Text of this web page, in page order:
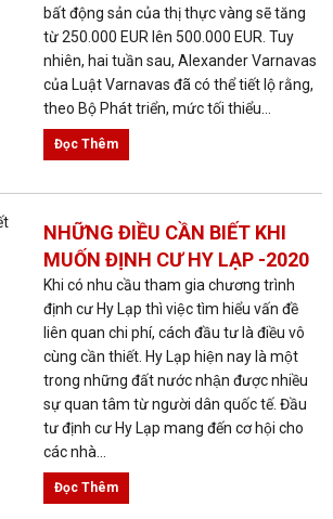
bất động sản của thị thực vàng sẽ tăng
từ 250.000 EUR lên 500.000 EUR. Tuy
nhiên, hai tuần sau, Alexander Varnavas
của Luật Varnavas đã có thể tiết lộ rằng,
theo Bộ Phát triển, mức tối thiểu...
Đọc Thêm
NHỮNG ĐIỀU CẦN BIẾT KHI
MUỐN ĐỊNH CƯ HY LẠP -2020
Khi có nhu cầu tham gia chương trình
định cư Hy Lạp thì việc tìm hiểu vấn đề
liên quan chi phí, cách đầu tư là điều vô
cùng cần thiết. Hy Lạp hiện nay là một
trong những đất nước nhận được nhiều
sự quan tâm từ người dân quốc tế. Đầu
tư định cư Hy Lạp mang đến cơ hội cho
các nhà...
Đọc Thêm